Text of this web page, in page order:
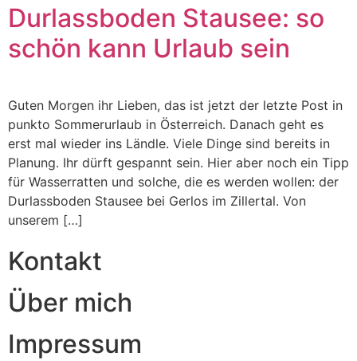
Durlassboden Stausee: so
schön kann Urlaub sein
Guten Morgen ihr Lieben, das ist jetzt der letzte Post in
punkto Sommerurlaub in Österreich. Danach geht es
erst mal wieder ins Ländle. Viele Dinge sind bereits in
Planung. Ihr dürft gespannt sein. Hier aber noch ein Tipp
für Wasserratten und solche, die es werden wollen: der
Durlassboden Stausee bei Gerlos im Zillertal. Von
unserem […]
Kontakt
Über mich
Impressum